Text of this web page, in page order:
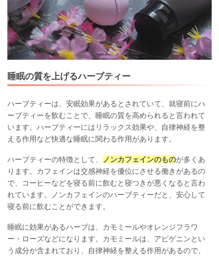
睡眠の質を上げるハーブティー
ハーブティーは、安眠効果があるとされていて、就寝前にハ
ーブティーを飲むことで、睡眠の質を高められると言われて
います。ハーブティーにはリラックス効果や、自律神経を整
える作用など快適な睡眠に関わる作用があります。
ハーブティーの特徴として、 ノンカフェインのものが多くあ
ります。カフェインは交感神経を優位にさせる働きがあるの
で、コーヒーなどを寝る前に飲むと寝つきが悪くなると言わ
れています。ノンカフェインのハーブティーだと、安心して
寝る前に飲むことができます。
睡眠に効果があるハーブは、カモミールやオレンジフラワ
ー・ローズなどになります。カモミールは、アピゲニンとい
う成分が含まれており、自律神経を整える作用があるので、